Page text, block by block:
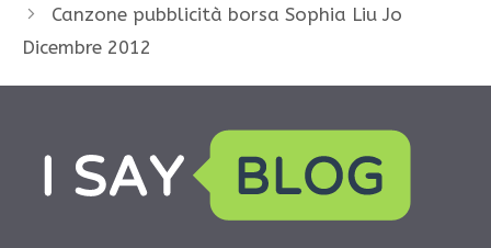
Canzone pubblicità borsa Sophia Liu Jo
Dicembre 2012